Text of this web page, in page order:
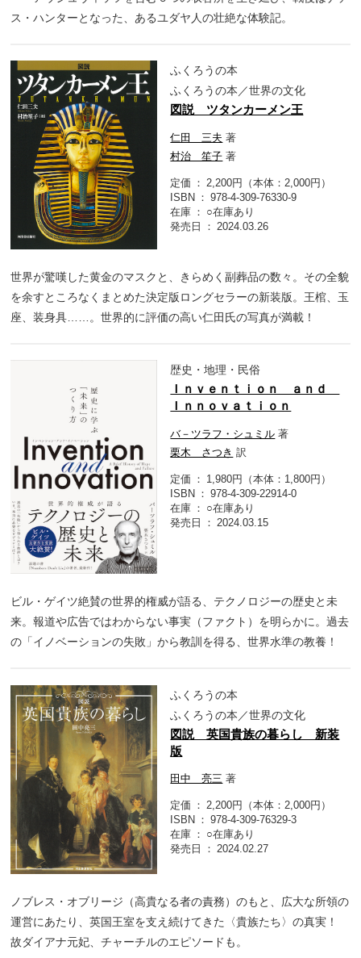
ス・ハンターとなった、あるユダヤ人の壮絶な体験記。
ふくろうの本
ふくろうの本／世界の文化
図説 ツタンカーメン王
仁田 三夫 著
村治 笙子 著
定価
2,200円（本体：2,000円）
ISBN
978-4-309-76330-9
在庫
○在庫あり
発売日
2024.03.26
世界が驚嘆した黄金のマスクと、きらめく副葬品の数々。その全貌
を余すところなくまとめた決定版ロングセラーの新装版。王棺、玉
座、装身具……。世界的に評価の高い仁田氏の写真が満載！
歴史・地理・民俗
Ｉｎｖｅｎｔｉｏｎ ａｎｄ
Ｉｎｎｏｖａｔｉｏｎ
バ－ツラフ・シュミル 著
栗木 さつき 訳
定価
1,980円（本体：1,800円）
ISBN
978-4-309-22914-0
在庫
○在庫あり
発売日
2024.03.15
ビル・ゲイツ絶賛の世界的権威が語る、テクノロジーの歴史と未
来。報道や広告ではわからない事実（ファクト）を明らかに。過去
の「イノベーションの失敗」から教訓を得る、世界水準の教養！
ふくろうの本
ふくろうの本／世界の文化
図説 英国貴族の暮らし 新装
版
田中 亮三 著
定価
2,200円（本体：2,000円）
ISBN
978-4-309-76329-3
在庫
○在庫あり
発売日
2024.02.27
ノブレス・オブリージ（高貴なる者の責務）のもと、広大な所領の
運営にあたり、英国王室を支え続けてきた〈貴族たち〉の真実！
故ダイアナ元妃、チャーチルのエピソードも。